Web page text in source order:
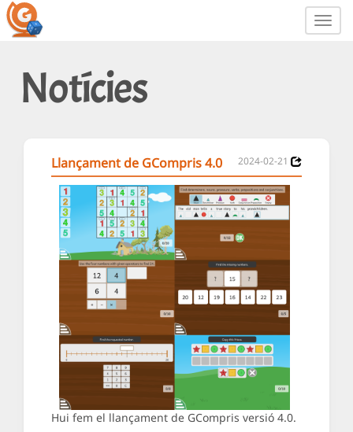
Notícies
Llançament de GCompris 4.0 2024-02-21
Hui fem el llançament de GCompris versió 4.0.